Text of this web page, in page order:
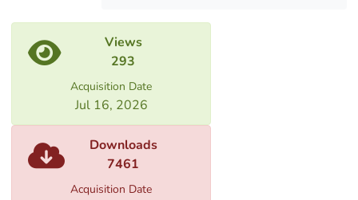
Views
293
Acquisition Date
Jul 16, 2026
Downloads
7461
Acquisition Date